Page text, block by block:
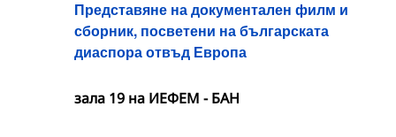
Представяне на документален филм и
сборник, посветени на българската
диаспора отвъд Европа
зала 19 на ИЕФЕМ - БАН